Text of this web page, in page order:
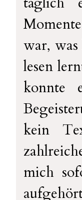
war, was
lesen
konnte
kein
mich